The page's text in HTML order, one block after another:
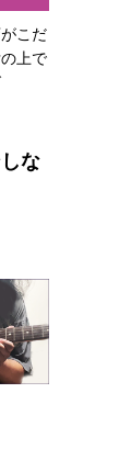
こだ
上で
な